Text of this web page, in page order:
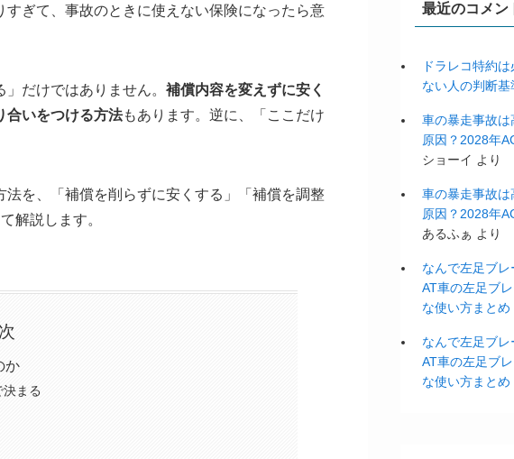
ぎて、事故のときに使えない保険になったら意
だけではありません。 補償内容を変えずに安く
合いをつける方法もあります。逆に、「ここだけ
を、「補償を削らずに安くする」「補償を調整
解説します。
か
まる
最近のコメン
ドラレコ特約
ない人の判断基
車の暴走事故
原因？2028年
ショーイ より
車の暴走事故
原因？2028年
あるふぁ より
なんで左足ブ
AT車の左足ブ
な使い方まとめ
なんで左足ブ
AT車の左足ブ
な使い方まとめ